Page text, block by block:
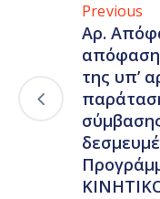
Previous
Αρ.
της υπ’